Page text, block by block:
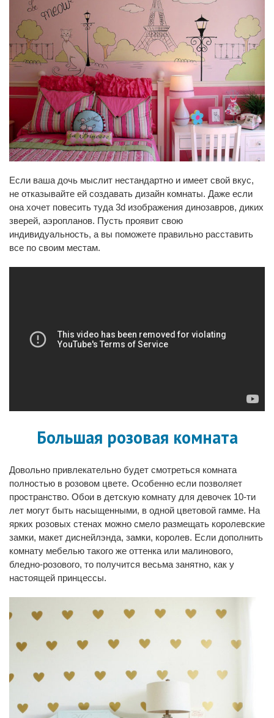
Если ваша дочь мыслит нестандартно и имеет свой вкус,
не отказывайте ей создавать дизайн комнаты. Даже если
она хочет повесить туда 3d изображения динозавров, диких
зверей, аэропланов. Пусть проявит свою
индивидуальность, а вы поможете правильно расставить
все по своим местам.
Большая розовая комната
Довольно привлекательно будет смотреться комната
полностью в розовом цвете. Особенно если позволяет
пространство. Обои в детскую комнату для девочек 10-ти
лет могут быть насыщенными, в одной цветовой гамме. На
ярких розовых стенах можно смело размещать королевские
замки, макет диснейлэнда, замки, королев. Если дополнить
комнату мебелью такого же оттенка или малинового,
бледно-розового, то получится весьма занятно, как у
настоящей принцессы.